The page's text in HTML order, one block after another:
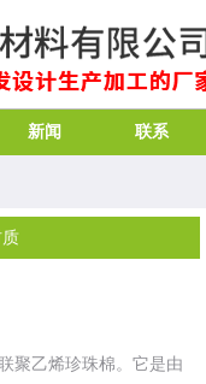
新闻 联系
聚乙烯珍珠棉。它是由